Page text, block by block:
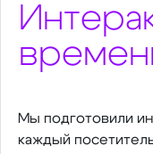
Мы подготовили
каждый